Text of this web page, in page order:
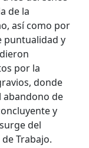
de la
así como por
puntualidad y
por la
donde
abandono de
y
del
Trabajo.